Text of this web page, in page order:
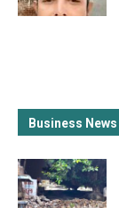
Business News